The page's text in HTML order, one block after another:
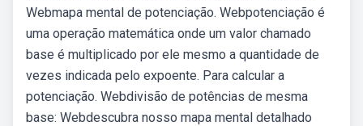
Webmapa mental de potenciação. Webpotenciação é
uma operação matemática onde um valor chamado
base é multiplicado por ele mesmo a quantidade de
vezes indicada pelo expoente. Para calcular a
potenciação. Webdivisão de potências de mesma
base: Webdescubra nosso mapa mental detalhado